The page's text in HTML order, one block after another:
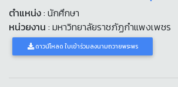
ตำแหน่ง: นักศึกษา
หน่วยงาน : มหาวิทยาลัยราชภัฏกำแพงเพชร
ดาวน์โหลด ใบเข้าร่วมลงนามถวายพระพร